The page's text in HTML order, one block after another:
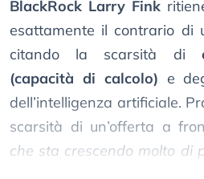
BlackRock Larry Fink
esattamente il contrario di
citando la scarsità di
(capacità di calcolo) e
dell’intelligenza artificiale.
scarsità di un’offerta a
che sta crescendo molto di